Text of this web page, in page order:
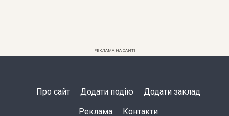
РЕКЛАМА НА САЙТІ
Про сайт Додати подію Додати заклад
Реклама Контакти